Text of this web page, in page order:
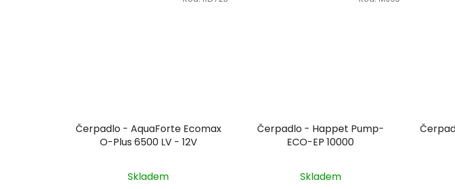
Čerpadlo - AquaForte Ecomax
O-Plus 6500 LV - 12V
Skladem
Čerpadlo - Happet Pump-
ECO-EP 10000
Skladem